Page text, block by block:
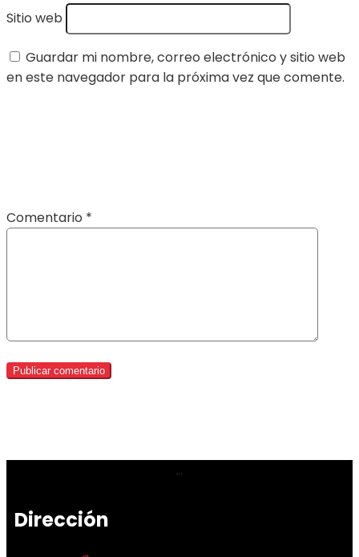
Sitio web
Guardar mi nombre, correo electrónico y sitio web
en este navegador para la próxima vez que comente.
Comentario *
Dirección